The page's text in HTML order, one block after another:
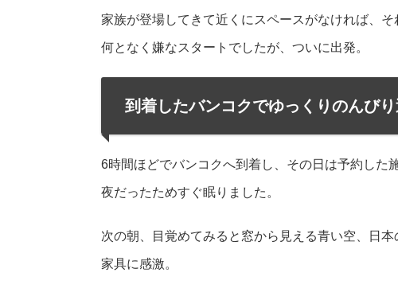
家族が登場してきて近くにスペースがなければ、
何となく嫌なスタートでしたが、ついに出発。
到着したバンコクでゆっくりのんび
6時間ほどでバンコクへ到着し、その日は予約した
夜だったためすぐ眠りました。
次の朝、目覚めてみると窓から見える青い空、日
家具に感激。